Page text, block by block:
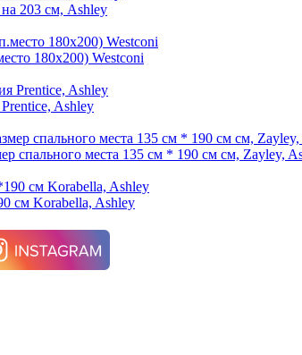
на 203 см, Ashley
180х200) Westconi
Ashley
спального места 135 см * 190 см см, Zayley,
см Korabella, Ashley